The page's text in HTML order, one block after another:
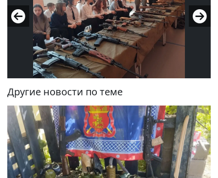
Другие новости по теме